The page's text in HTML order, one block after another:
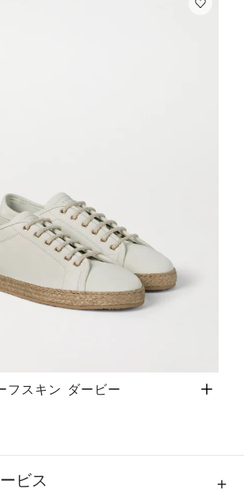
スキン ダービー パナマ
フスキン ダービー
ビス